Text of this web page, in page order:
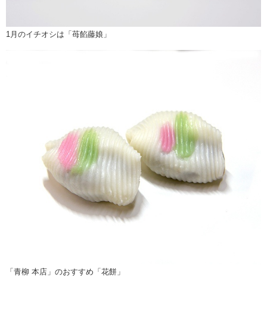
1月のイチオシは「苺餡藤娘」
「青柳 本店」のおすすめ「花餅」